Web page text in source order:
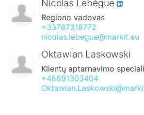
Nicolas Lebègue
Regiono vadovas
+33787318772
nicolas.lebegue@markit.eu
Oktawian Laskowski
Klientų aptarnavimo
+48691303404